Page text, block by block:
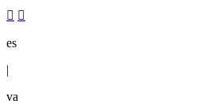
es
|
va